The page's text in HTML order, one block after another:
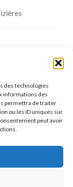
des technologies
informations des
permettra de traiter
ou les ID uniques sur
peut avoir